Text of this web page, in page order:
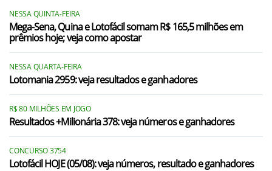
NESSA QUINTA-FEIRA
Mega-Sena, Quina e Lotofácil somam R$ 165,5 milhões em
prêmios hoje; veja como apostar
NESSA QUARTA-FEIRA
Lotomania 2959: veja resultados e ganhadores
R$ 80 MILHÕES EM JOGO
Resultados +Milionária 378: veja números e ganhadores
CONCURSO 3754
Lotofácil HOJE (05/08): veja números, resultado e ganhadores